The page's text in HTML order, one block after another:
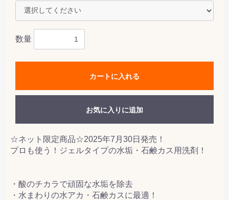
数量
カートに入れる
お気に入りに追加
☆ネット限定商品☆2025年7月30日発売！
プロも使う！ジェルタイプの水垢・石鹸カス用洗剤！
・酸のチカラで頑固な水垢を除去
・水まわりの水アカ・石鹸カスに最適！